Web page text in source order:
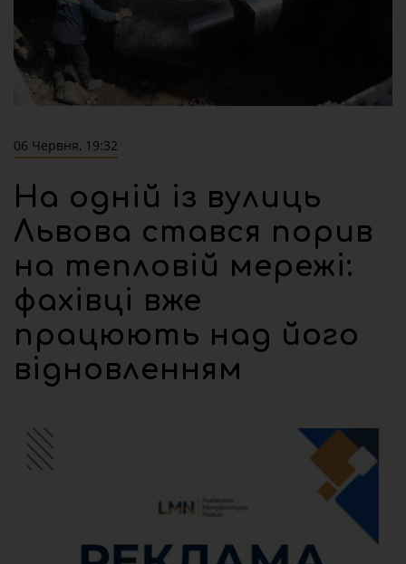
06 Червня, 19:32
На одній із вулиць
Львова стався порив
на тепловій мережі:
фахівці вже
працюють над його
відновленням